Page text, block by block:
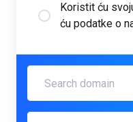
Koristit ću
ću podatke o